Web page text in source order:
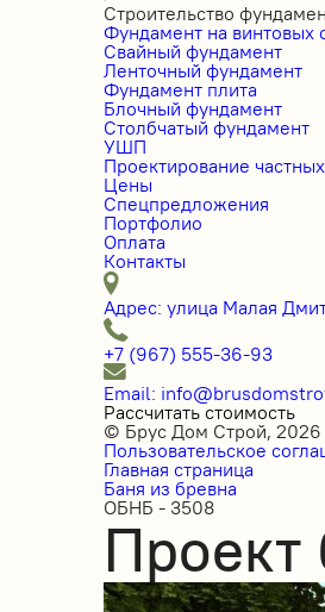
Строительство
Фундамент на винтовых
Свайный фундамент
Ленточный фундамент
Фундамент плита
Блочный фундамент
Столбчатый фундамент
УШП
Проектирование
Цены
Спецпредложения
Портфолио
Оплата
Контакты
Адрес: улица Малая
+7 (967) 555-36-93
Email:
Рассчитать стоимость
© Брус Дом Строй, 2026
Пользовательское
Главная страница
Баня из бревна
ОБНБ - 3508